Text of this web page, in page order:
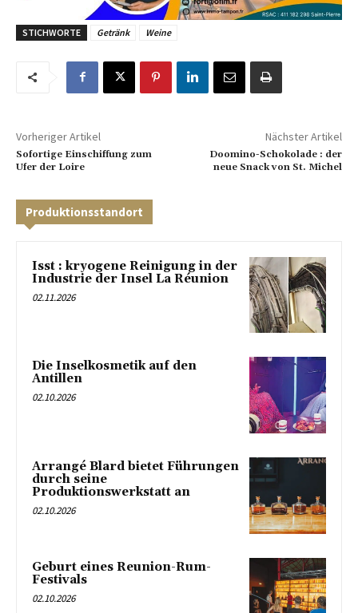
STICHWORTE Getränk Weine
Vorheriger Artikel
Sofortige Einschiffung zum
Ufer der Loire
Nächster Artikel
Doomino-Schokolade : der
neue Snack von St. Michel
Produktionsstandort
Isst : kryogene Reinigung in der
Industrie der Insel La Réunion
02.11.2026
Die Inselkosmetik auf den
Antillen
02.10.2026
Arrangé Blard bietet Führungen
durch seine
Produktionswerkstatt an
02.10.2026
Geburt eines Reunion-Rum-
Festivals
02.10.2026